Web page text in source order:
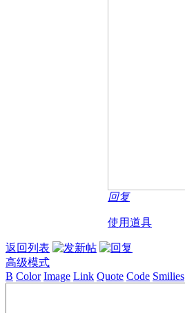
回复
使用道具
返回列表
高级模式
B Color Image Link Quote Code Smilies